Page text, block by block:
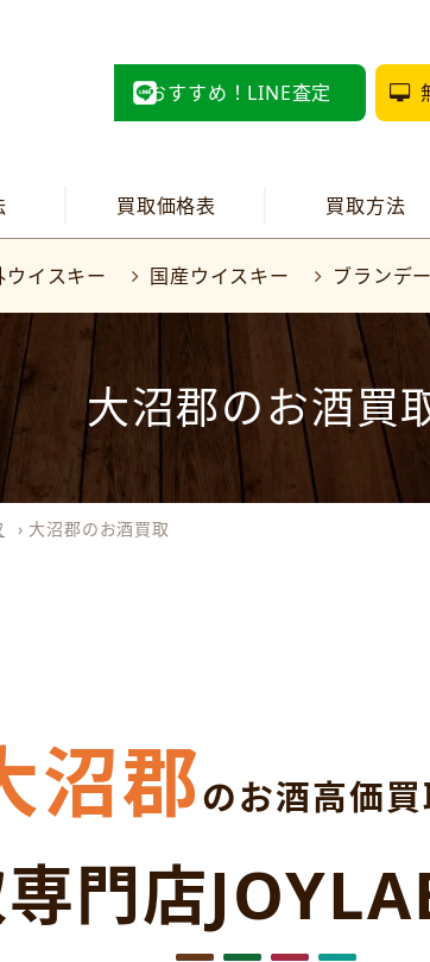
おすすめ！LINE査定
買取価格表 買取方法
ウイスキー 国産ウイスキー ブランデー
大沼郡のお酒買
› 大沼郡のお酒買取
沼郡のお酒高価買
門店